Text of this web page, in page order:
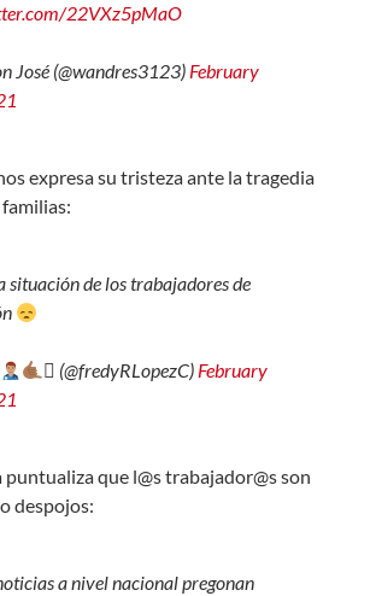
22VXz5pMaO
José (@wandres3123) February
expresa su tristeza ante la tragedia
situación de los trabajadores de
 (@fredyRLopezC) February
puntualiza que l@s trabajador@s son
despojos:
a nivel nacional pregonan